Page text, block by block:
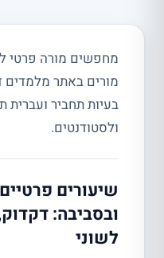
מחפשים מורה פרטי
מורים באתר מלמדים
בעיות תחביר ועברית
ולסטודנטים.
שיעורים
ובסביבה:
לשוני